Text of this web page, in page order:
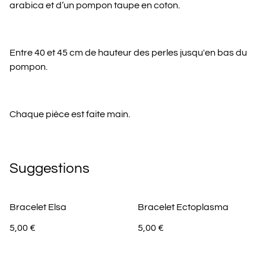
arabica et d’un pompon taupe en coton.
Entre 40 et 45 cm de hauteur des perles jusqu'en bas du
pompon.
Chaque pièce est faite main.
Suggestions
Bracelet Elsa
5,00 €
Bracelet Ectoplasma
5,00 €